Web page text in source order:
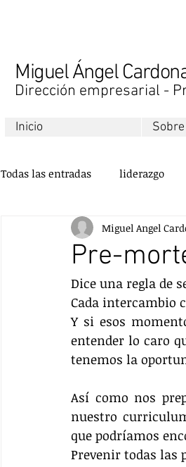
Miguel Ángel
Dirección empresarial -
Inicio
Todas las entradas liderazgo
finanzas
comunicación
Pre-
Miguel Angel
Dice una regla de
Cada intercambio
Y si esos
entender lo caro
tenemos la
Así como nos
nuestro
que podríamos
Prevenir todas las